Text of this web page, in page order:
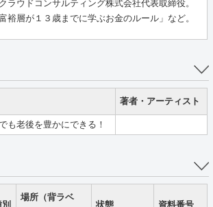
ラウドコンサルティング株式会社代表取締役。
裕層が１３歳までに学ぶお金のルール」など。
著者・アーティスト
も老後を豊かにできる！
場所（背ラベ